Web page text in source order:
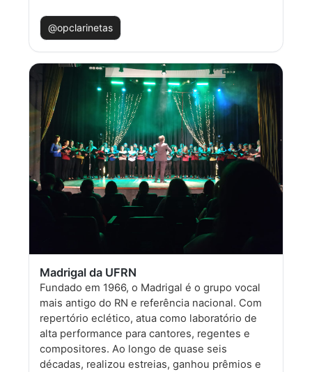
@opclarinetas
Madrigal da UFRN
Fundado em 1966, o Madrigal é o grupo vocal
mais antigo do RN e referência nacional. Com
repertório eclético, atua como laboratório de
alta performance para cantores, regentes e
compositores. Ao longo de quase seis
décadas, realizou estreias, ganhou prêmios e